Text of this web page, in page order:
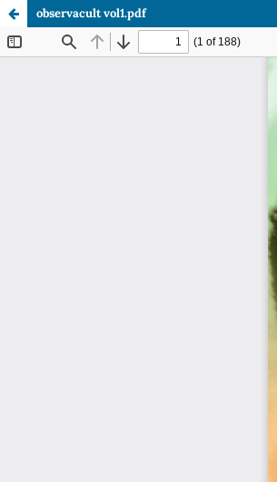
observacult vol1.pdf